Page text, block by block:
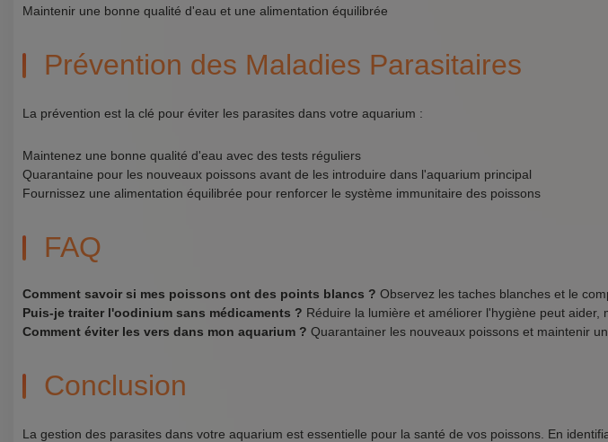
Maintenir une bonne qualité d'eau et une alimentation équilibrée
Prévention des Maladies Parasitaires
La prévention est la clé pour éviter les parasites dans votre aquarium :
Maintenez une bonne qualité d'eau avec des tests réguliers
Quarantaine pour les nouveaux poissons avant de les introduire dans l'aquarium principal
Fournissez une alimentation équilibrée pour renforcer le système immunitaire des poissons
FAQ
Comment savoir si mes poissons ont des points blancs ? Observez les taches blanches et le
Puis-je traiter l'oodinium sans médicaments ? Réduire la lumière et améliorer l'hygiène peut aider,
Comment éviter les vers dans mon aquarium ? Quarantainer les nouveaux poissons et maintenir
Conclusion
La gestion des parasites dans votre aquarium est essentielle pour la santé de vos poissons. En